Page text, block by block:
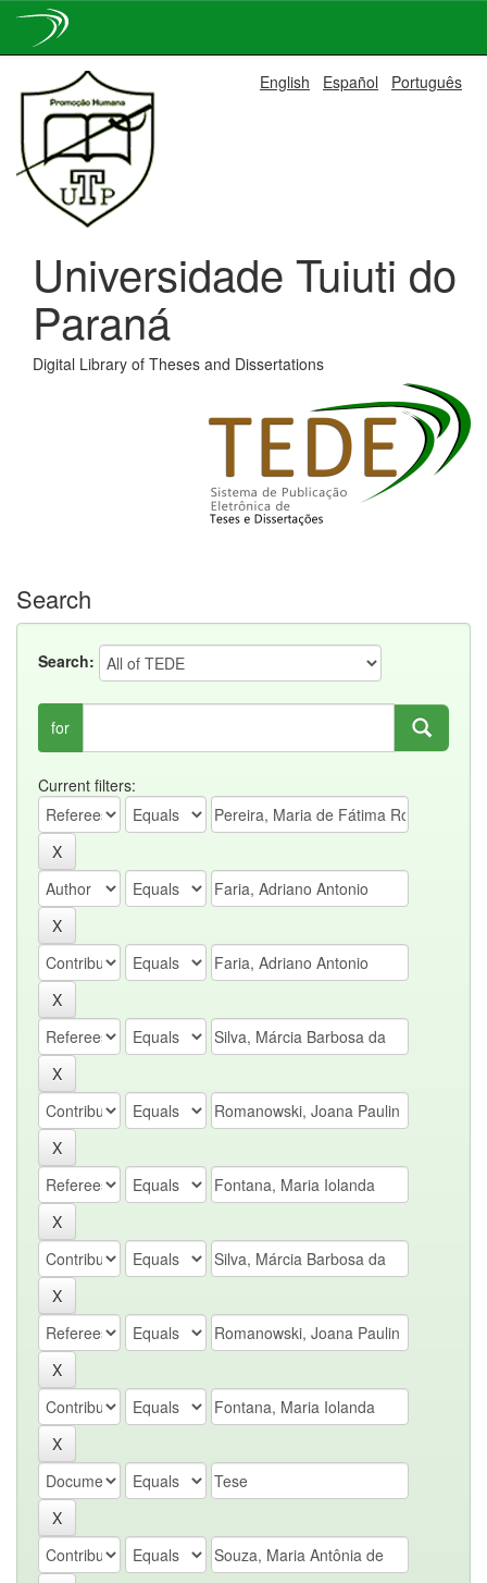
navigation
English Español Português
Universidade Tuiuti do
Paraná
Digital Library of Theses and Dissertations
Search
Search:
for
Current filters: